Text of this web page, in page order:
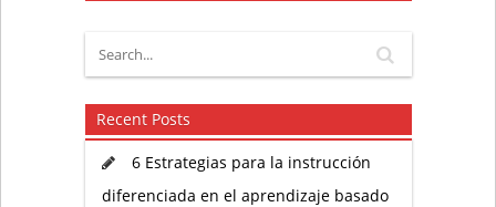
Recent Posts
6 Estrategias para la instrucción
diferenciada en el aprendizaje basado